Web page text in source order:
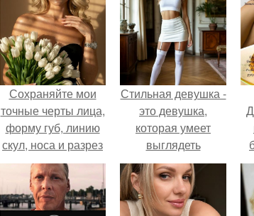
Сохраняйте мои
точные черты лица,
форму губ, линию
скул, носа и разрез
глаз.
Стильная девушка -
это девушка,
которая умеет
выглядеть
привлекательно и
элегантно в любои
ситуации.